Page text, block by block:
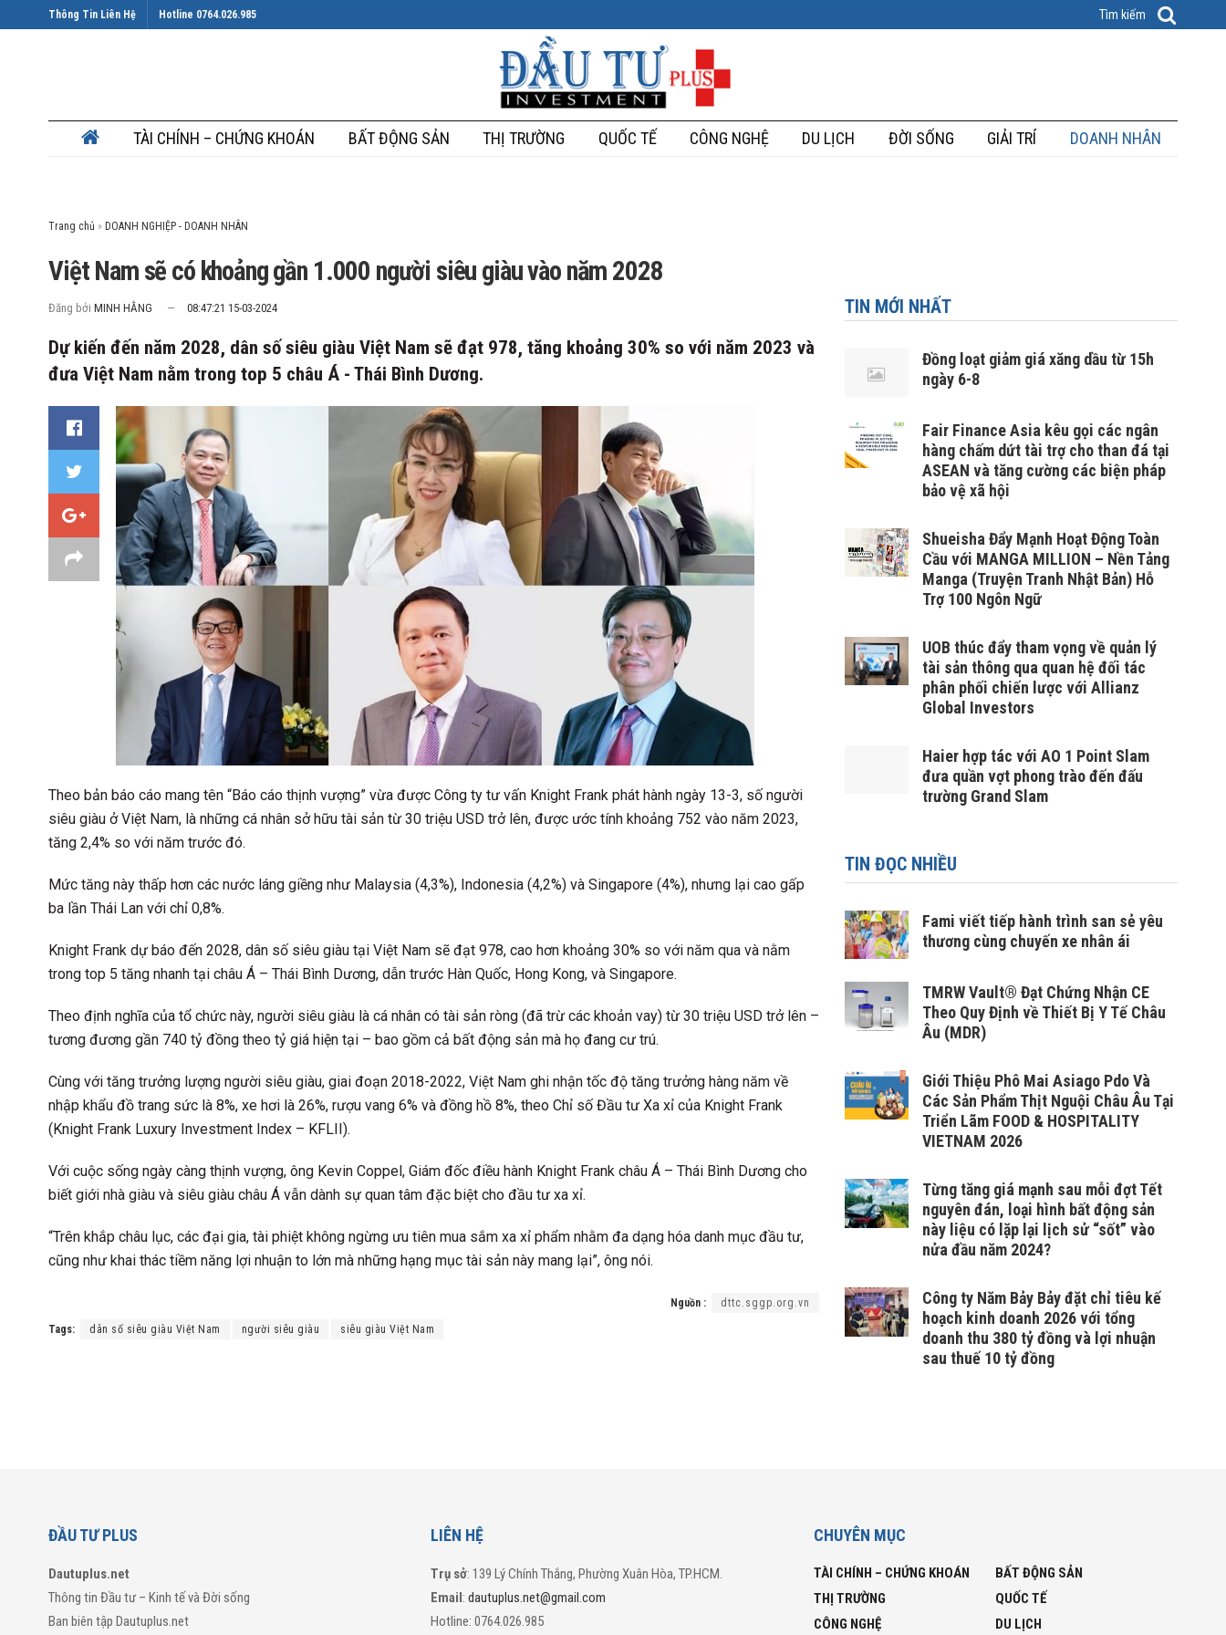
Thông Tin Liên Hệ Hotline 0764.026.985
TÀI CHÍNH – CHỨNG KHOÁN BẤT ĐỘNG SẢN THỊ TRƯỜNG QUỐC TẾ CÔNG NGHỆ DU LỊCH ĐỜI SỐNG GIẢI TRÍ DOANH NHÂN
Trang chủ »
Việt Nam sẽ có khoảng gần 1.000 người siêu giàu vào năm 2028
Đăng bởi MINH HẰNG 08:47:21 15-03-2024
Dự kiến đến năm 2028, dân số siêu giàu Việt Nam sẽ đạt 978, tăng khoảng 30% so với năm 2023 và
đưa Việt Nam nằm trong top 5 châu Á - Thái Bình Dương.
Theo bản báo cáo mang tên “Báo cáo thịnh vượng” vừa được Công ty tư vấn Knight Frank phát hành ngày 13-3, số người
siêu giàu ở Việt Nam, là những cá nhân sở hữu tài sản từ 30 triệu USD trở lên, được ước tính khoảng 752 vào năm 2023,
tăng 2,4% so với năm trước đó.
Mức tăng này thấp hơn các nước láng giềng như Malaysia (4,3%), Indonesia (4,2%) và Singapore (4%), nhưng lại cao gấp
ba lần Thái Lan với chỉ 0,8%.
Knight Frank dự báo đến 2028, dân số siêu giàu tại Việt Nam sẽ đạt 978, cao hơn khoảng 30% so với năm qua và nằm
trong top 5 tăng nhanh tại châu Á – Thái Bình Dương, dẫn trước Hàn Quốc, Hong Kong, và Singapore.
Theo định nghĩa của tổ chức này, người siêu giàu là cá nhân có tài sản ròng (đã trừ các khoản vay) từ 30 triệu USD trở lên –
tương đương gần 740 tỷ đồng theo tỷ giá hiện tại – bao gồm cả bất động sản mà họ đang cư trú.
Cùng với tăng trưởng lượng người siêu giàu, giai đoạn 2018-2022, Việt Nam ghi nhận tốc độ tăng trưởng hàng năm về
nhập khẩu đồ trang sức là 8%, xe hơi là 26%, rượu vang 6% và đồng hồ 8%, theo Chỉ số Đầu tư Xa xỉ của Knight Frank
(Knight Frank Luxury Investment Index – KFLII).
Với cuộc sống ngày càng thịnh vượng, ông Kevin Coppel, Giám đốc điều hành Knight Frank châu Á – Thái Bình Dương cho
biết giới nhà giàu và siêu giàu châu Á vẫn dành sự quan tâm đặc biệt cho đầu tư xa xỉ.
“Trên khắp châu lục, các đại gia, tài phiệt không ngừng ưu tiên mua sắm xa xỉ phẩm nhằm đa dạng hóa danh mục đầu tư,
cũng như khai thác tiềm năng lợi nhuận to lớn mà những hạng mục tài sản này mang lại”, ông nói.
Nguồn : dttc.sggp.org.vn
Tags: dân số siêu giàu Việt Nam người siêu giàu siêu giàu Việt Nam
TIN MỚI NHẤT
Đồng loạt giảm giá xăng dầu từ 15h
ngày 6-8
Fair Finance Asia kêu gọi các ngân
hàng chấm dứt tài trợ cho than đá tại
ASEAN và tăng cường các biện pháp
bảo vệ xã hội
Shueisha Đẩy Mạnh Hoạt Động Toàn
Cầu với MANGA MILLION – Nền Tảng
Manga (Truyện Tranh Nhật Bản) Hỗ
Trợ 100 Ngôn Ngữ
UOB thúc đẩy tham vọng về quản lý
tài sản thông qua quan hệ đối tác
phân phối chiến lược với Allianz
Global Investors
Haier hợp tác với AO 1 Point Slam
đưa quần vợt phong trào đến đấu
trường Grand Slam
TIN ĐỌC NHIỀU
Fami viết tiếp hành trình san sẻ yêu
thương cùng chuyến xe nhân ái
TMRW Vault® Đạt Chứng Nhận CE
Theo Quy Định về Thiết Bị Y Tế Châu
Âu (MDR)
Giới Thiệu Phô Mai Asiago Pdo Và
Các Sản Phẩm Thịt Nguội Châu Âu Tại
Triển Lãm FOOD & HOSPITALITY
VIETNAM 2026
Từng tăng giá mạnh sau mỗi đợt Tết
nguyên đán, loại hình bất động sản
này liệu có lặp lại lịch sử “sốt” vào
nửa đầu năm 2024?
Công ty Năm Bảy Bảy đặt chỉ tiêu kế
hoạch kinh doanh 2026 với tổng
doanh thu 380 tỷ đồng và lợi nhuận
sau thuế 10 tỷ đồng
ĐẦU TƯ PLUS
Dautuplus.net
Thông tin Đầu tư – Kinh tế và Đời sống
Ban biên tập Dautuplus.net
LIÊN HỆ
Trụ sở: 139 Lý Chính Thắng, Phường Xuân Hòa, TP.HCM.
Email :dautuplus.net@gmail.com
Hotline: 0764.026.985
CHUYÊN MỤC
TÀI CHÍNH – CHỨNG KHOÁN
BẤT ĐỘNG SẢN
THỊ TRƯỜNG
QUỐC TẾ
CÔNG NGHỆ
DU LỊCH